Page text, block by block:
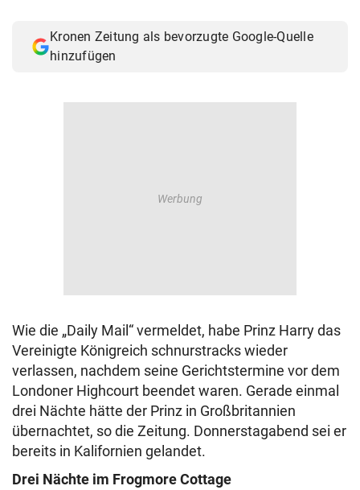
Kronen Zeitung als bevorzugte Google-Quelle
hinzufügen
Wie die „Daily Mail“ vermeldet, habe Prinz Harry das
Vereinigte Königreich schnurstracks wieder
verlassen, nachdem seine Gerichtstermine vor dem
Londoner Highcourt beendet waren. Gerade einmal
drei Nächte hätte der Prinz in Großbritannien
übernachtet, so die Zeitung. Donnerstagabend sei er
bereits in Kalifornien gelandet.
Drei Nächte im Frogmore Cottage